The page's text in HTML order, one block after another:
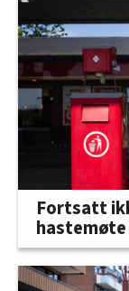
Fortsatt